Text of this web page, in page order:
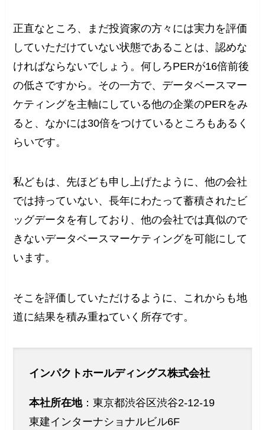
正直なところ、まだ投資家の方々には実力を評価
していただけていない状態であることは、認めな
ければならないでしょう。何しろPERが16倍前後
の低さですから。その一方で、データベースマー
ケティングを主軸にしている他の企業のPERをみ
ると、なかには30倍をつけているところもあるく
らいです。
私どもは、先ほども申し上げたように、他の会社
では持っていない、長年にわたって蓄積されたビ
ッグデータを有しており、他の会社では真似ので
きないデータベースマーケティングを可能にして
います。
そこを評価していただけるように、これからも地
道に結果を積み重ねていく所存です。
インパクトホールディングス株式会社
本社所在地：東京都渋谷区渋谷2-12-19
東建インターナショナルビル6F